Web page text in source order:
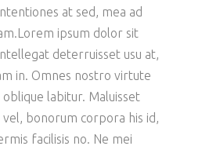
at sed, mea ad
ipsum dolor sit
deterruisset usu at,
in. Omnes nostro virtute
oblique labitur. Maluisset
bonorum corpora his id,
facilisis no. Ne mei